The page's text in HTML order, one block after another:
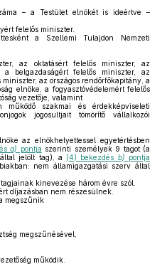
– a Testület elnökét is ideértve –
felelős miniszter.
a Szellemi Tulajdon Nemzeti
az oktatásért felelős miniszter, az
a belgazdaságért felelős miniszter, az
az országos rendőrfőkapitány, a
elnöke, a fogyasztóvédelemért felelős
vezetője, valamint
szakmai és érdekképviseleti
jogosultjait tömörítő vállalkozói
az elnökhelyettessel egyetértésben
a) pontja szerinti személyek 9 tagot (a
jelölt tag), a (4) bekezdés b) pontja
nem államigazgatási szerv által
kinevezése három évre szól.
díjazásban nem részesülnek.
megszűnik
megszűnésével,
működik.